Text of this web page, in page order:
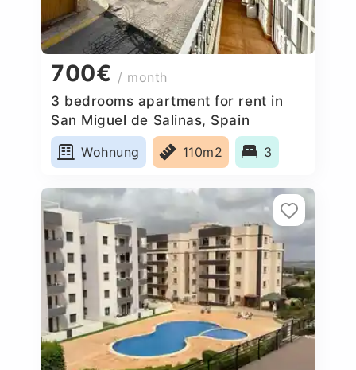
700€ / month
3 bedrooms apartment for rent in
San Miguel de Salinas, Spain
Wohnung
110m2 3